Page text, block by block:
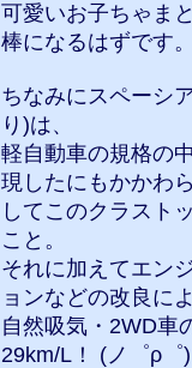
可愛いお子ちゃま
棒になるはずです。
ちなみにスペーシ
り)は、
軽自動車の規格の
現したにもかかわ
してこのクラスト
こと。
それに加えてエン
ョンなどの改良によ
自然吸気・2WD車
29km/L！ (ノ゜ρ゜